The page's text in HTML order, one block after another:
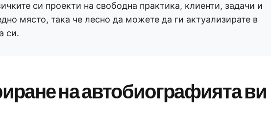
си проекти на свободна практика, клиенти, задачи и
място, така че лесно да можете да ги актуализирате в
си.
на автобиографията ви